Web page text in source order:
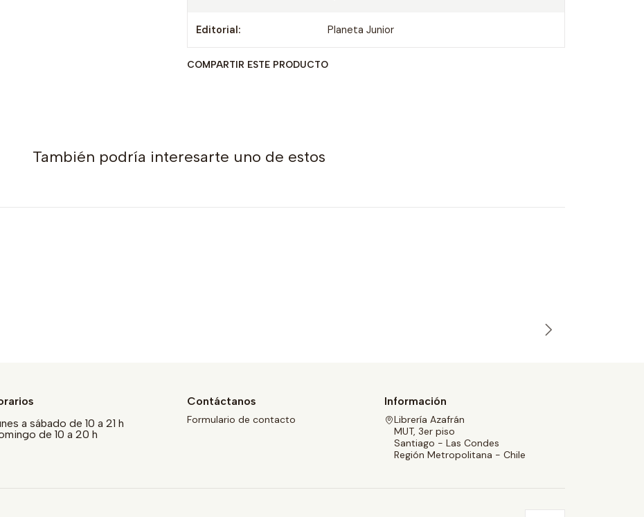
Editorial: Planeta Junior
COMPARTIR ESTE PRODUCTO
También podría interesarte uno de estos
a sábado de 10 a 21 h
de 10 a 20 h
Contáctanos
Formulario de contacto
Información
Librería Azafrán
MUT, 3er piso
Santiago - Las Condes
Región Metropolitana - Chile